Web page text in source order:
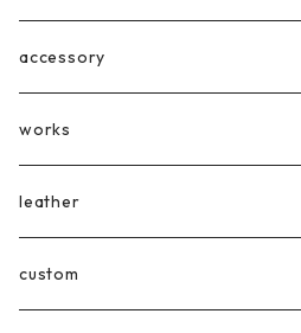
accessory
earrings
broach
pendant
works
wood objet
Acryl plate
leather
Bag
custom